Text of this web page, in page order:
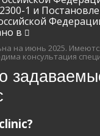
1 и
в
на июнь 2025.
консультация